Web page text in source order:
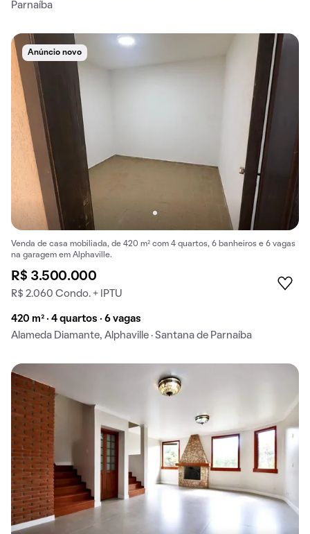
Parnaíba
Anúncio novo
Venda de casa mobiliada, de 420 m² com 4 quartos, 6 banheiros e 6 vagas
na garagem em Alphaville.
R$ 3.500.000
R$ 2.060 Condo. + IPTU
420 m² · 4 quartos · 6 vagas
Alameda Diamante, Alphaville · Santana de Parnaíba